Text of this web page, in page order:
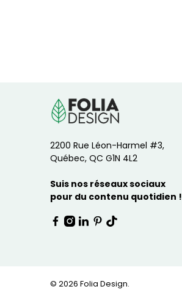
2200 Rue Léon-Harmel #3,
Québec, QC G1N 4L2
Suis nos réseaux sociaux
pour du contenu quotidien !
© 2026 Folia Design.